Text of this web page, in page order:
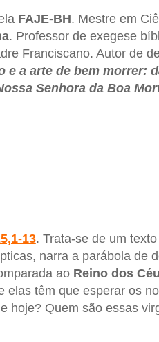
FAJE-BH. Mestre em
. Professor de exegese
Franciscano. Autor de
e a arte de bem morrer:
Senhora da Boa
13. Trata-se de um
narra a parábola de
ao Reino dos
têm que esperar os
hoje? Quem são essas